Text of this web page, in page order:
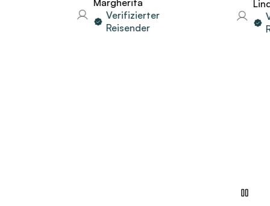
Verifizierter
Reisender
Linda